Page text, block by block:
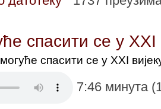
спасити се у XXI
спасити се у XXI
7:46 минута